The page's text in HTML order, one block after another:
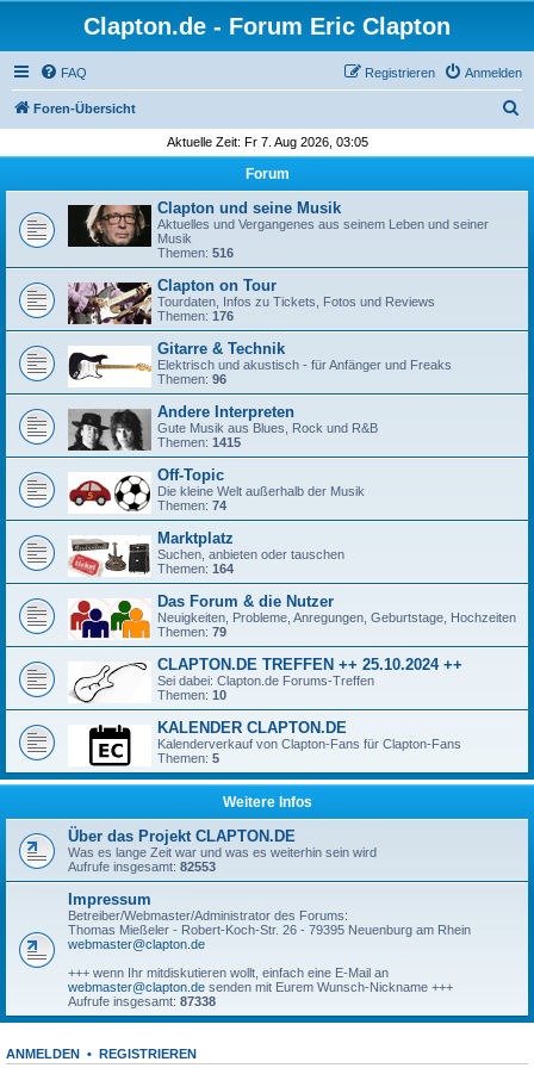
Clapton.de - Forum Eric Clapton
FAQ Anmelden
Registrieren
Foren-Übersicht
h
Aktuelle Zeit: Fr 7. Aug 2026, 03:05
Forum
Clapton und seine Musik
Aktuelles und Vergangenes aus seinem Leben und seiner
Musik
Themen: 516
Clapton on Tour
Tourdaten, Infos zu Tickets, Fotos und Reviews
Themen: 176
Gitarre & Technik
Elektrisch und akustisch - für Anfänger und Freaks
Themen: 96
Andere Interpreten
Gute Musik aus Blues, Rock und R&B
Themen: 1415
Off-Topic
Die kleine Welt außerhalb der Musik
Themen: 74
Marktplatz
Suchen, anbieten oder tauschen
Themen: 164
Das Forum & die Nutzer
Neuigkeiten, Probleme, Anregungen, Geburtstage, Hochzeiten
Themen: 79
CLAPTON.DE TREFFEN ++ 25.10.2024 ++
Sei dabei: Clapton.de Forums-Treffen
Themen: 10
KALENDER CLAPTON.DE
Kalenderverkauf von Clapton-Fans für Clapton-Fans
Themen: 5
Weitere Infos
Über das Projekt CLAPTON.DE
Was es lange Zeit war und was es weiterhin sein wird
Aufrufe insgesamt: 82553
Impressum
Betreiber/Webmaster/Administrator des Forums:
Thomas Mießeler - Robert-Koch-Str. 26 - 79395 Neuenburg am Rhein
webmaster@clapton.de
+++ wenn Ihr mitdiskutieren wollt, einfach eine E-Mail an
webmaster@clapton.de senden mit Eurem Wunsch-Nickname +++
Aufrufe insgesamt: 87338
ANMELDEN • REGISTRIEREN